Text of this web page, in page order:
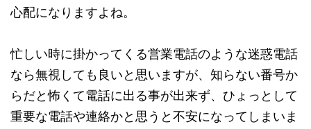
心配になりますよね。
忙しい時に掛かってくる営業電話のような迷惑電話
なら無視しても良いと思いますが、知らない番号か
らだと怖くて電話に出る事が出来ず、ひょっとして
重要な電話や連絡かと思うと不安になってしまいま